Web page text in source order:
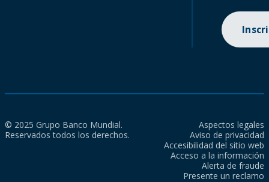
© 2025 Grupo Banco Mundial.
Reservados todos los derechos.
Aspectos legales
Aviso de privacidad
Accesibilidad del sitio web
Acceso a la información
Alerta de fraude
Presente un reclamo